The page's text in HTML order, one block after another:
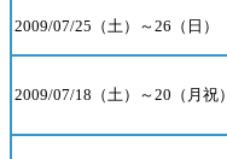
2009/07/25（土）～26（日）
2009/07/18（土）～20（月祝）